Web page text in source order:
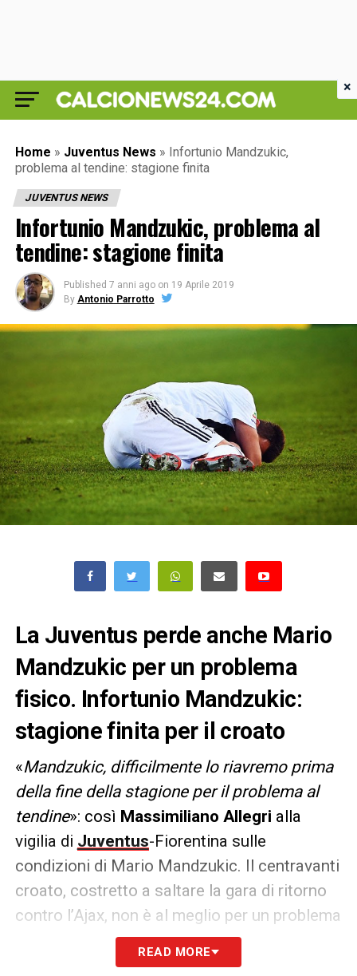
Home » Juventus News » Infortunio Mandzukic,
problema al tendine: stagione finita
JUVENTUS NEWS
Infortunio Mandzukic, problema al
tendine: stagione finita
Published 7 anni ago on 19 Aprile 2019
By Antonio Parrotto
La Juventus perde anche Mario
Mandzukic per un problema
fisico. Infortunio Mandzukic:
stagione finita per il croato
«Mandzukic, difficilmente lo riavremo prima
della fine della stagione per il problema al
tendine»: così Massimiliano Allegri alla
vigilia di Juventus-Fiorentina sulle
condizioni di Mario Mandzukic. Il centravanti
croato, costretto a saltare la gara di ritorno
contro l’Ajax, non è al meglio per un problema
e non sarà in campo in questo
finale di stagione con i bianconeri. Infortunio
READ MORE
×